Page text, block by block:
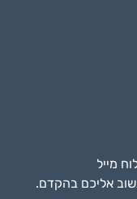
אליכם בהקדם.